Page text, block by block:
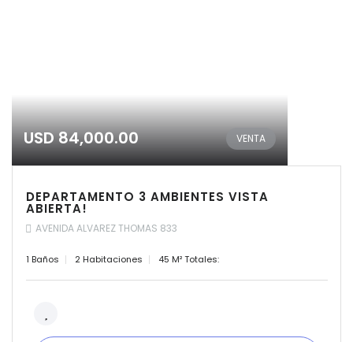
USD 84,000.00 VENTA
DEPARTAMENTO 3 AMBIENTES VISTA
ABIERTA!
AVENIDA ALVAREZ THOMAS 833
1 Baños 2 Habitaciones 45 M² Totales: